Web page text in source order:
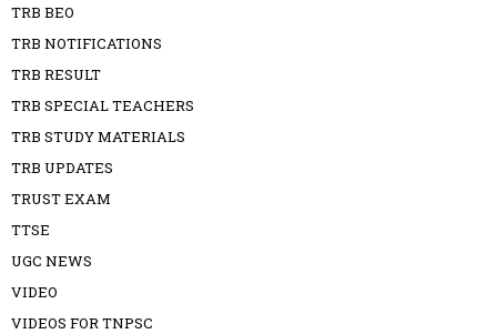
TRB BEO
TRB NOTIFICATIONS
TRB RESULT
TRB SPECIAL TEACHERS
TRB STUDY MATERIALS
TRB UPDATES
TRUST EXAM
TTSE
UGC NEWS
VIDEO
VIDEOS FOR TNPSC